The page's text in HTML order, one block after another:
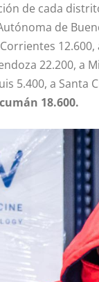
de cada
de
12.600,
22.200, a
5.400, a
18.600.